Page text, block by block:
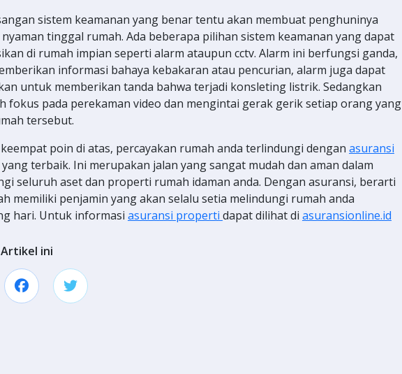
sistem keamanan yang benar tentu akan membuat penghuninya
tinggal rumah. Ada beberapa pilihan sistem keamanan yang dapat
di rumah impian seperti alarm ataupun cctv. Alarm ini berfungsi ganda,
informasi bahaya kebakaran atau pencurian, alarm juga dapat
untuk memberikan tanda bahwa terjadi konsleting listrik. Sedangkan
fokus pada perekaman video dan mengintai gerak gerik setiap orang yang
tersebut.
keempat poin di atas, percayakan rumah anda terlindungi dengan asuransi
yang terbaik. Ini merupakan jalan yang sangat mudah dan aman dalam
seluruh aset dan properti rumah idaman anda. Dengan asuransi, berarti
memiliki penjamin yang akan selalu setia melindungi rumah anda
hari. Untuk informasi asuransi properti dapat dilihat di asuransionline.id
ini